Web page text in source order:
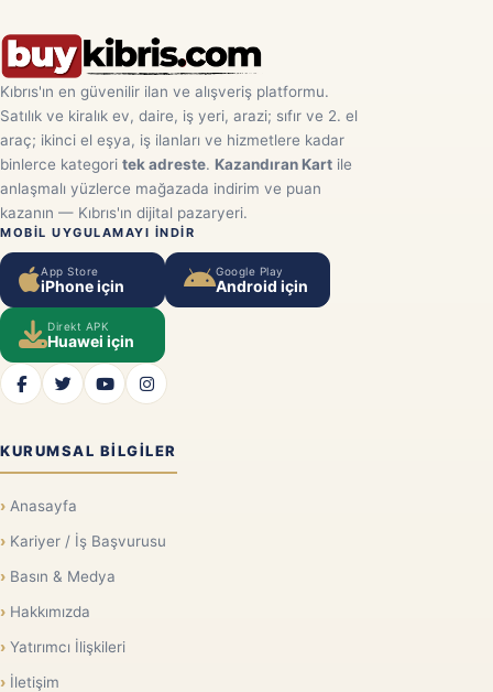
Kıbrıs'ın en güvenilir ilan ve alışveriş platformu.
Satılık ve kiralık ev, daire, iş yeri, arazi; sıfır ve 2. el
araç; ikinci el eşya, iş ilanları ve hizmetlere kadar
binlerce kategori tek adreste. Kazandıran Kart ile
anlaşmalı yüzlerce mağazada indirim ve puan
kazanın — Kıbrıs'ın dijital pazaryeri.
MOBIL UYGULAMAYI INDIR
App Store
iPhone için
Google Play
Android için
Direkt APK
Huawei için
KURUMSAL BILGILER
Anasayfa
Kariyer / İş Başvurusu
Basın & Medya
Hakkımızda
Yatırımcı İlişkileri
İletişim